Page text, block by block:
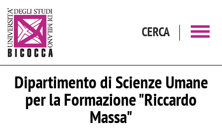
CERCA
Dipartimento di Scienze Umane
per la Formazione "Riccardo
Massa"